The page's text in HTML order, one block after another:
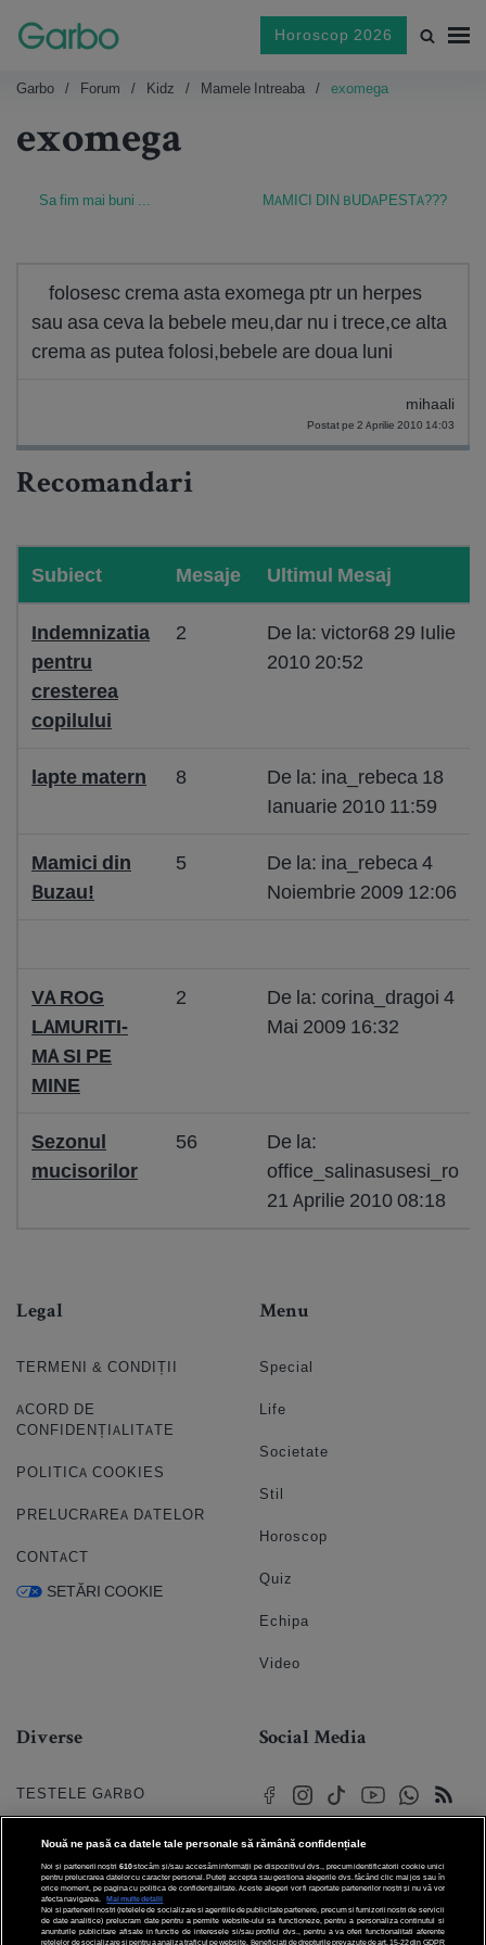
Horoscop 2026
Garbo Forum Kidz Mamele Intreaba exomega
exomega
Sa fim mai buni ... MAMICI DIN BUDAPESTA???
folosesc crema asta exomega ptr un herpes
sau asa ceva la bebele meu,dar nu i trece,ce alta
crema as putea folosi,bebele are doua luni
mihaali
Postat pe 2 Aprilie 2010 14:03
Recomandari
Subiect Mesaje Ultimul Mesaj
Indemnizatia
pentru
cresterea
copilului
2
De la: victor68 29 Iulie
2010 20:52
lapte matern 8
De la: ina_rebeca 18
Ianuarie 2010 11:59
Mamici din
Buzau!
5
De la: ina_rebeca 4
Noiembrie 2009 12:06
VA ROG
LAMURITI-
MA SI PE
MINE
2
De la: corina_dragoi 4
Mai 2009 16:32
Sezonul
mucisorilor
56
De la:
office_salinasusesi_ro
21 Aprilie 2010 08:18
Legal
TERMENI & CONDIȚII
ACORD DE
CONFIDENȚIALITATE
POLITICA COOKIES
PRELUCRAREA DATELOR
CONTACT
SETĂRI COOKIE
Menu
Special
Life
Societate
Stil
Horoscop
Quiz
Echipa
Video
Diverse
TESTELE GARBO
HOROSCOP
HOROSCOPUL IUBIRII
FORUMURI
Social Media
© 2026 Internet Corp SRL
Toate drepturile rezervate
Nouă ne pasă ca datele tale personale să rămână confidențiale
Noi și partenerii noștri 610stocăm și/sau accesăm informații pe dispozitivul dvs., precum identificatorii cookie unici
pentru prelucrarea datelor cu caracter personal. Puteți accepta sau gestiona alegerile dvs. făcând clic mai jos sau în
orice moment, pe pagina cu politica de confidențialitate. Aceste alegeri vor fi raportate partenerilor noștri și nu vă vor
afecta navigarea.
Mai multe detalii
Noi si partenerii nostri (retelele de socializare si agentiile de publicitate partenere, precum si furnizorii nostri de servicii
de date analitice) prelucram date pentru a permite website-ului sa functioneze, pentru a personaliza continutul si
anunturile publicitare afisate in functie de interesele si/sau profilul dvs., pentru a va oferi functionalitati aferente
retelelor de socializare si pentru a analiza traficul pe website. Beneficiati de drepturile prevazute de art. 15-22 din GDPR